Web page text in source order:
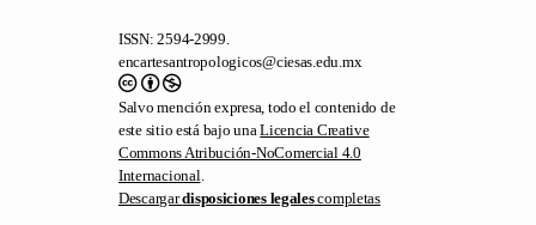
ISSN: 2594-2999.
encartesantropologicos@ciesas.edu.mx
Salvo mención expresa, todo el contenido de
este sitio está bajo unaLicencia Creative
Commons Atribución-NoComercial 4.0
Internacional.
Descargardisposiciones legalescompletas